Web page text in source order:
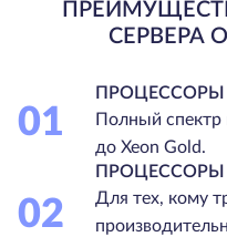
СЕРВЕРА
01
ПРОЦЕССОРЫ
Полный спектр
до Xeon Gold.
02
ПРОЦЕССОРЫ
Для тех, кому